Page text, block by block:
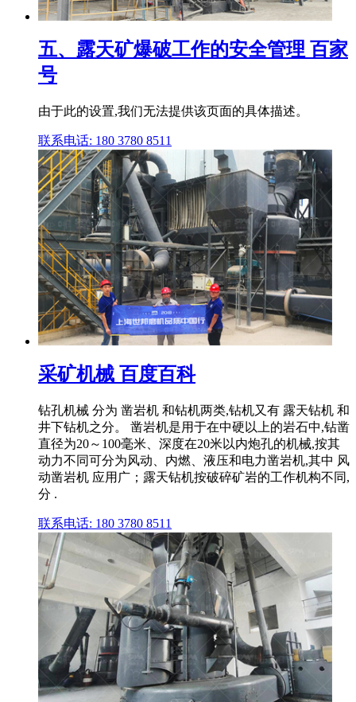
五、露天矿爆破工作的安全管理 百家
号
由于此的设置,我们无法提供该页面的具体描述。
联系电话: 180 3780 8511
采矿机械 百度百科
钻孔机械 分为 凿岩机 和钻机两类,钻机又有 露天钻机 和
井下钻机之分。 凿岩机是用于在中硬以上的岩石中,钻凿
直径为20～100毫米、深度在20米以内炮孔的机械,按其
动力不同可分为风动、内燃、液压和电力凿岩机,其中 风
动凿岩机 应用广；露天钻机按破碎矿岩的工作机构不同,
分 .
联系电话: 180 3780 8511